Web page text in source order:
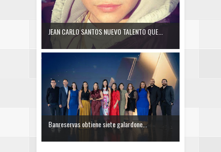
JEAN CARLO SANTOS NUEVO TALENTO QUE...
Banreservas obtiene siete galardone...